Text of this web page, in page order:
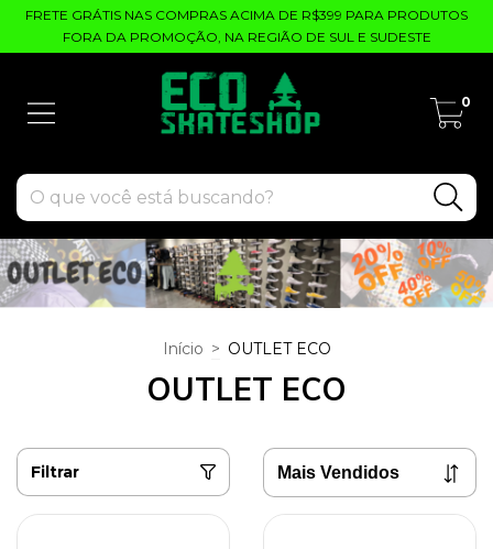
FRETE GRÁTIS NAS COMPRAS ACIMA DE R$399 PARA PRODUTOS
FORA DA PROMOÇÃO, NA REGIÃO DE SUL E SUDESTE
0
Início > OUTLET ECO
OUTLET ECO
Filtrar